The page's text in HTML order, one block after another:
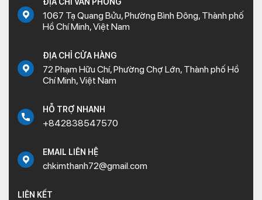
1067 Tạ Quang Bửu, Phường Bình Đông, Thành phố
Hồ Chí Minh, Việt Nam
ĐỊA CHỈ CỬA HÀNG
72 Phạm Hữu Chí, Phường Chợ Lớn, Thành phố Hồ
Chí Minh, Việt Nam
HỖ TRỢ NHANH
+842838547570
EMAIL LIÊN HỆ
chkimthanh72@gmail.com
LIÊN KẾT